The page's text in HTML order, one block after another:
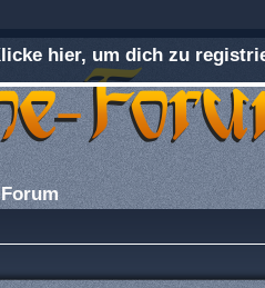
hier, um dich zu